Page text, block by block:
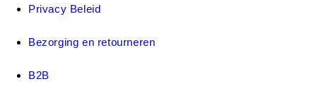
Privacy Beleid
Bezorging en retourneren
B2B